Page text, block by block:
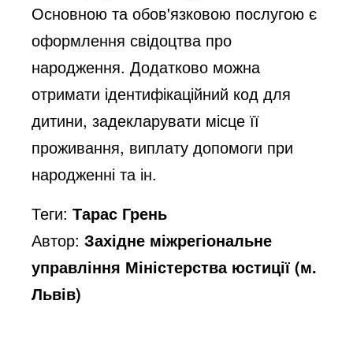
Основною та обов'язковою послугою є
оформлення свідоцтва про
народження. Додатково можна
отримати ідентифікаційний код для
дитини, задекларувати місце її
проживання, виплату допомоги при
народженні та ін.
Теги:Тарас Грень
Автор:Західне міжрегіональне
управління Міністерства юстиції (м.
Львів)